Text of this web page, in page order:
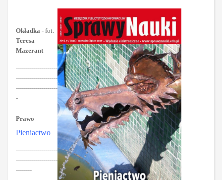
Okładka - fot.
Teresa
Mazerant
---------------------
---------------------
---------------------
-
Prawo
Pieniactwo
---------------------
---------------------
--------